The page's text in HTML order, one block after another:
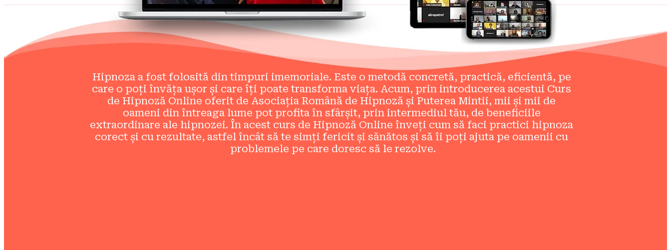
Hipnoza a fost folosită din timpuri imemoriale. Este o metodă concretă, practică, eficientă, pe
care o poți învăța ușor și care îți poate transforma viața. Acum, prin introducerea acestui Curs
de Hipnoză Online oferit de Asociația Română de Hipnoză și Puterea Mintii, mii și mii de
oameni din întreaga lume pot profita în sfârșit, prin intermediul tău, de beneficiile
extraordinare ale hipnozei. În acest curs de Hipnoză Online înveți cum să faci practici hipnoza
corect și cu rezultate, astfel încât să te simți fericit și sănătos și să îi poți ajuta pe oamenii cu
problemele pe care doresc să le rezolve.